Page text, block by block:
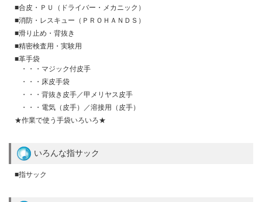
■合皮・ＰＵ（ドライバー・メカニック）
■消防・レスキュー（ＰＲＯＨＡＮＤＳ）
■滑り止め・背抜き
■精密検査用・実験用
■革手袋
・・・マジック付皮手
・・・床皮手袋
・・・背抜き皮手／甲メリヤス皮手
・・・電気（皮手）／溶接用（皮手）
★作業で使う手袋いろいろ★
いろんな指サック
■指サック